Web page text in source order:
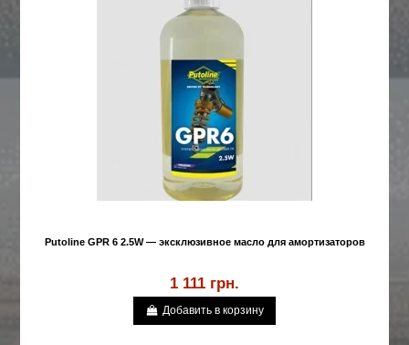
Putoline GPR 6 2.5W — эксклюзивное масло для амортизаторов
1 111 грн.
Добавить в корзину